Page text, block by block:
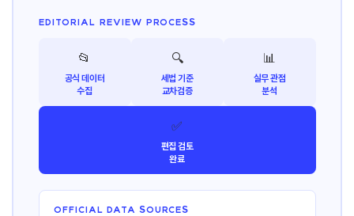
EDITORIAL REVIEW PROCESS
📂
공식 데이터
수집
🔍
세법 기준
교차검증
📊
실무 관점
분석
✅
편집 검토
완료
OFFICIAL DATA SOURCES